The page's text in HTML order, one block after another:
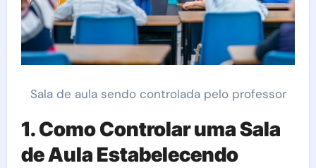
Sala de aula sendo controlada pelo professor
1.Como Controlar uma Sala
de Aula Estabelecendo